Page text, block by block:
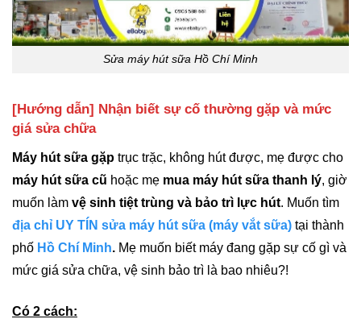
Sửa máy hút sữa Hồ Chí Minh
[Hướng dẫn] Nhận biết sự cố thường gặp và mức
giá sửa chữa
Máy hút sữa gặp trục trặc, không hút được, mẹ được cho
máy hút sữa cũ hoặc mẹ mua máy hút sữa thanh lý, giờ
muốn làm vệ sinh tiệt trùng và bảo trì lực hút. Muốn tìm
địa chỉ UY TÍN sửa máy hút sữa (máy vắt sữa) tại thành
phố Hồ Chí Minh. Mẹ muốn biết máy đang gặp sự cố gì và
mức giá sửa chữa, vệ sinh bảo trì là bao nhiêu?!
Có 2 cách: